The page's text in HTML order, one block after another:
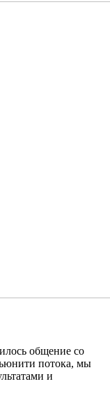
общение со
потока, мы
и